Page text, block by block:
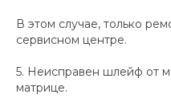
В этом случае, только
сервисном центре.
5. Неисправен шлейф от
матрице.